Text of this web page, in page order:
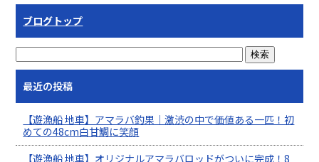
ブログトップ
最近の投稿
【遊漁船 地車】アマラバ釣果｜激渋の中で価値ある一匹！初
めての48cm白甘鯛に笑顔
【遊漁船 地車】オリジナルアマラバロッドがついに完成！8